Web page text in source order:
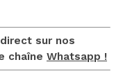
sur nos
chaîne Whatsapp !